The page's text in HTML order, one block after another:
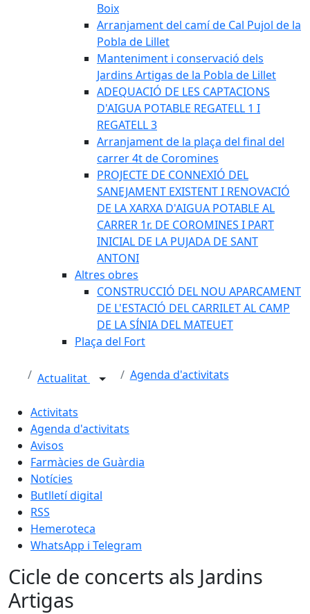
Boix
Arranjament del camí de Cal Pujol de la
Pobla de Lillet
Manteniment i conservació dels
Jardins Artigas de la Pobla de Lillet
ADEQUACIÓ DE LES CAPTACIONS
D'AIGUA POTABLE REGATELL 1 I
REGATELL 3
Arranjament de la plaça del final del
carrer 4t de Coromines
PROJECTE DE CONNEXIÓ DEL
SANEJAMENT EXISTENT I RENOVACIÓ
DE LA XARXA D'AIGUA POTABLE AL
CARRER 1r. DE COROMINES I PART
INICIAL DE LA PUJADA DE SANT
ANTONI
Altres obres
CONSTRUCCIÓ DEL NOU APARCAMENT
DE L'ESTACIÓ DEL CARRILET AL CAMP
DE LA SÍNIA DEL MATEUET
Plaça del Fort
Actualitat Agenda d'activitats
Activitats
Agenda d'activitats
Avisos
Farmàcies de Guàrdia
Notícies
Butlletí digital
RSS
Hemeroteca
WhatsApp i Telegram
Cicle de concerts als Jardins
Artigas